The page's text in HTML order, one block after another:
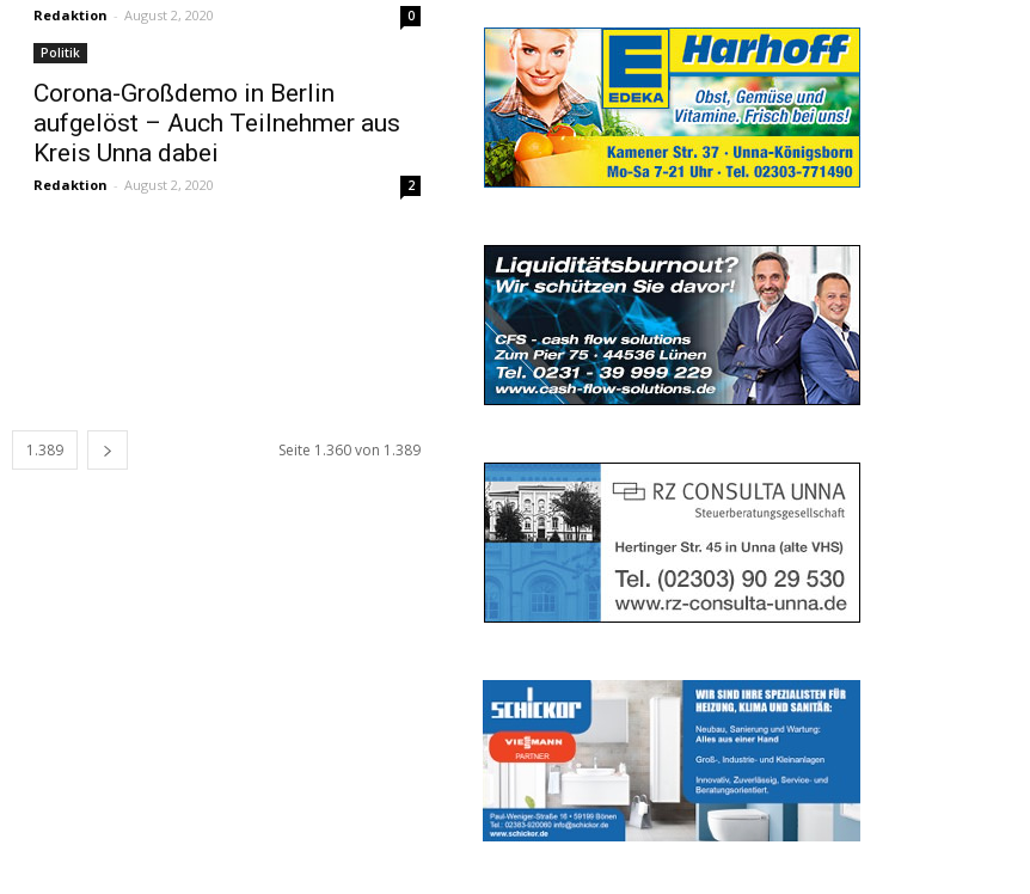
Redaktion - August 2, 2020 0
Politik
Corona-Großdemo in Berlin
aufgelöst – Auch Teilnehmer aus
Kreis Unna dabei
Redaktion - August 2, 2020 2
1.389 Seite 1.360 von 1.389